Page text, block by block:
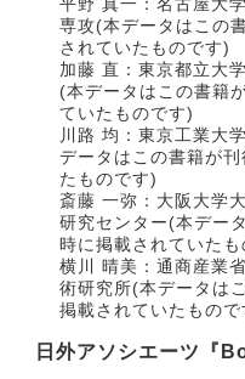
専攻(本データはこの
されていたものです)
加藤 直：東京都立大
(本データはこの書籍
ていたものです)
川路 均：東京工業大
データはこの書籍が
たものです)
斎藤 一弥：大阪大学
研究センター(本デー
時に掲載されていたも
横川 晴美：通商産業
術研究所(本データは
掲載されていたもので
日外アソシエーツ『